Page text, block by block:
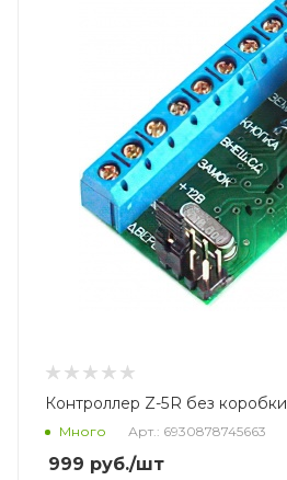
Контроллер Z-5R без коробки
Много Арт.: 6930878745663
999 руб./шт